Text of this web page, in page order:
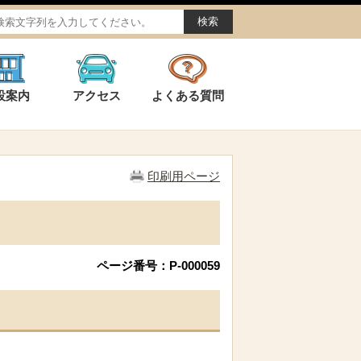
案内 アクセス よくある質問
印刷用ページ
ページ番号：P-000059